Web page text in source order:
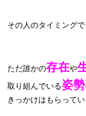
その人のタイミングで
ただ誰かの存在や
取り組んでいる姿勢
きっかけはもらって